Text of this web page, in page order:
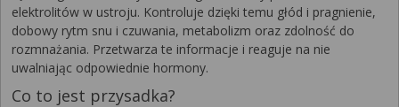
elektrolitów w ustroju. Kontroluje dzięki temu głód i pragnienie,
dobowy rytm snu i czuwania, metabolizm oraz zdolność do
rozmnażania. Przetwarza te informacje i reaguje na nie
uwalniając odpowiednie hormony.
Co to jest przysadka?